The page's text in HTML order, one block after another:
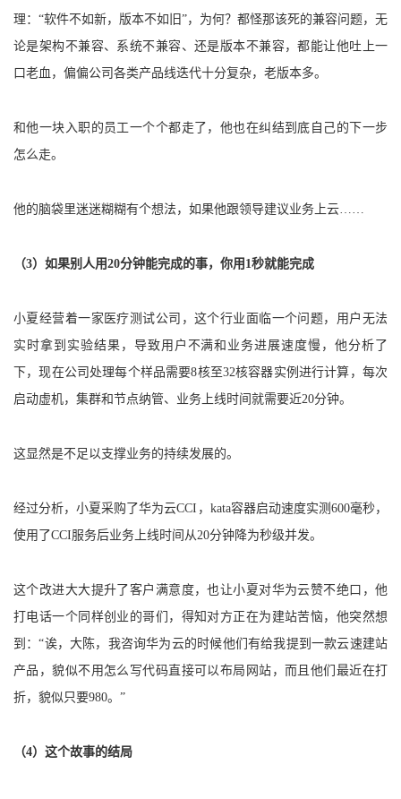
验
收
议
理：“软件不如新，版本不如旧”，为何？都怪那该死的兼容问题，无
论是架构不兼容、系统不兼容、还是版本不兼容，都能让他吐上一
口老血，偏偏公司各类产品线迭代十分复杂，老版本多。
和他一块入职的员工一个个都走了，他也在纠结到底自己的下一步
怎么走。
他的脑袋里迷迷糊糊有个想法，如果他跟领导建议业务上云……
（3）如果别人用20分钟能完成的事，你用1秒就能完成
小夏经营着一家医疗测试公司，这个行业面临一个问题，用户无法
实时拿到实验结果，导致用户不满和业务进展速度慢，他分析了
下，现在公司处理每个样品需要8核至32核容器实例进行计算，每次
启动虚机，集群和节点纳管、业务上线时间就需要近20分钟。
这显然是不足以支撑业务的持续发展的。
经过分析，小夏采购了华为云CCI，kata容器启动速度实测600毫秒，
使用了CCI服务后业务上线时间从20分钟降为秒级并发。
这个改进大大提升了客户满意度，也让小夏对华为云赞不绝口，他
打电话一个同样创业的哥们，得知对方正在为建站苦恼，他突然想
到：“诶，大陈，我咨询华为云的时候他们有给我提到一款云速建站
产品，貌似不用怎么写代码直接可以布局网站，而且他们最近在打
折，貌似只要980。”
（4）这个故事的结局